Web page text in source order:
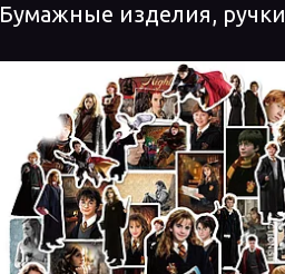
Бумажные изделия, ручки